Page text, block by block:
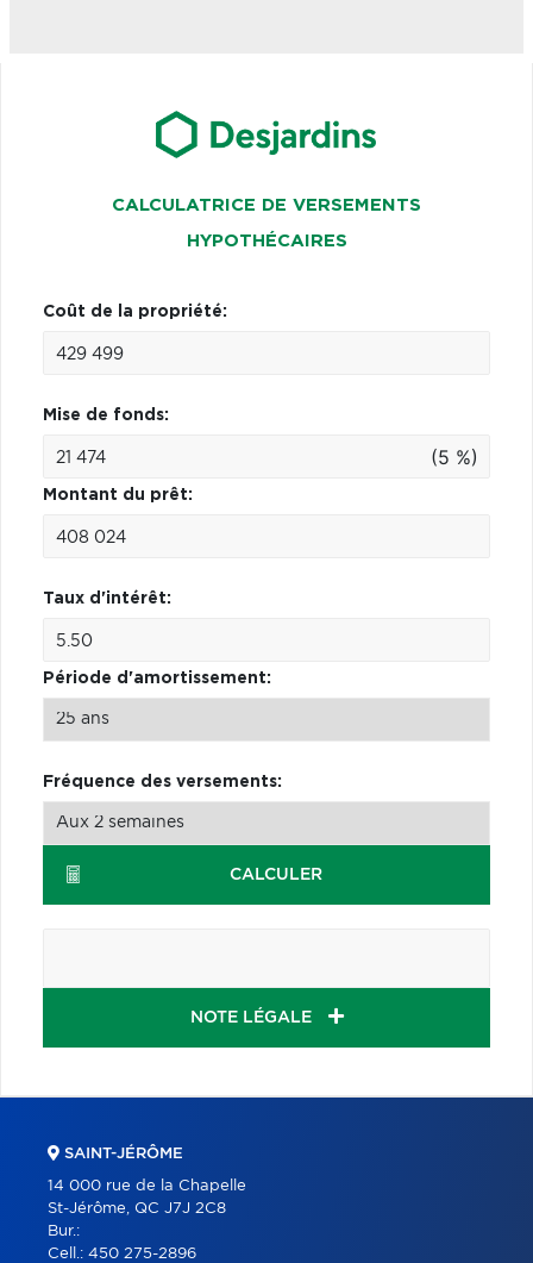
CALCULATRICE DE VERSEMENTS
HYPOTHÉCAIRES
Coût de la propriété:
Mise de fonds:
(5 %)
Montant du prêt:
Taux d'intérêt:
Période d'amortissement:
Fréquence des versements:
CALCULER
NOTE LÉGALE
SAINT-JÉRÔME
14 000 rue de la Chapelle
St-Jérôme, QC J7J 2C8
Bur.:
Cell.: 450 275-2896